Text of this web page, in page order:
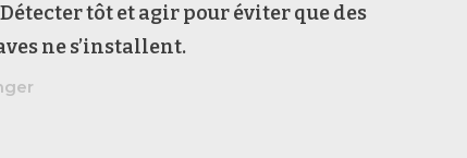
Détecter tôt et agir pour éviter que des
ne s’installent.